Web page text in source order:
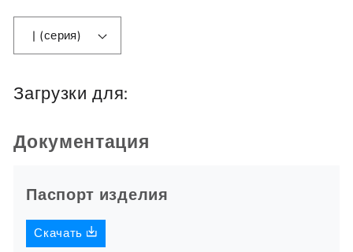
| (серия)
Загрузки для:
Документация
Паспорт изделия
Скачать